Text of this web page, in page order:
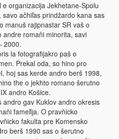
organizacija Jekhetane-Spolu
ačhiľas prindžardo kana sas
manuš rajipnastar SR vaš o
andre romaňi minorita, savi
2000.
la fotografijakro paš o
Prekal oda, so hino pro
hoj sas kerde andro berš 1998,
the o jekhto romano šerutno
andro Košice.
andro gav Kuklov andro okresis
fameľija. O pravňicko
fakulta pre Komensko
berš 1990 sas o šerutno